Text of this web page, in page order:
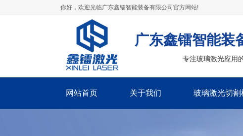
你好，欢迎光临广东鑫镭智能装备有限公司官方网站!
广东鑫镭智能装
专注玻璃激光应用
网站首页 关于我们 玻璃激光切割